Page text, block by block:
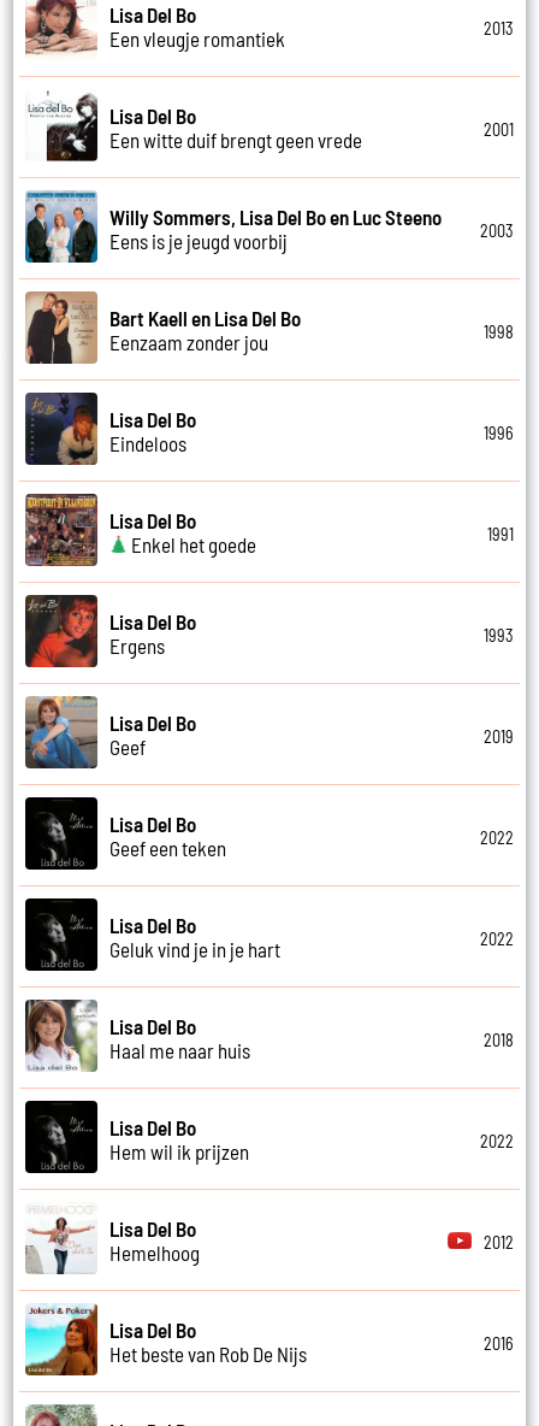
Lisa Del Bo
Een vleugje romantiek
2013
Lisa Del Bo
Een witte duif brengt geen vrede
2001
Willy Sommers, Lisa Del Bo en Luc Steeno
Eens is je jeugd voorbij
2003
Bart Kaell en Lisa Del Bo
Eenzaam zonder jou
1998
Lisa Del Bo
Eindeloos
1996
Lisa Del Bo
Enkel het goede
1991
Lisa Del Bo
Ergens
1993
Lisa Del Bo
Geef
2019
Lisa Del Bo
Geef een teken
2022
Lisa Del Bo
Geluk vind je in je hart
2022
Lisa Del Bo
Haal me naar huis
2018
Lisa Del Bo
Hem wil ik prijzen
2022
Lisa Del Bo
Hemelhoog
2012
Lisa Del Bo
Het beste van Rob De Nijs
2016